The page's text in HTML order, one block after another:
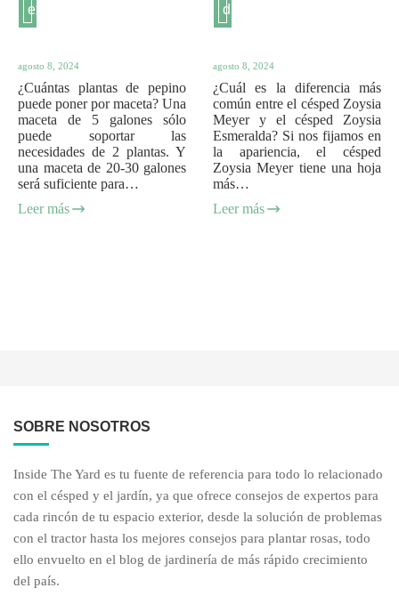
experto
agosto 8, 2024
¿Cuántas plantas de pepino
puede poner por maceta? Una
maceta de 5 galones sólo
puede soportar las
necesidades de 2 plantas. Y
una maceta de 20-30 galones
será suficiente para…
Leer más
diferenciación
agosto 8, 2024
¿Cuál es la diferencia más
común entre el césped Zoysia
Meyer y el césped Zoysia
Esmeralda? Si nos fijamos en
la apariencia, el césped
Zoysia Meyer tiene una hoja
más…
Leer más
SOBRE NOSOTROS
Inside The Yard es tu fuente de referencia para todo lo relacionado
con el césped y el jardín, ya que ofrece consejos de expertos para
cada rincón de tu espacio exterior, desde la solución de problemas
con el tractor hasta los mejores consejos para plantar rosas, todo
ello envuelto en el blog de jardinería de más rápido crecimiento
del país.